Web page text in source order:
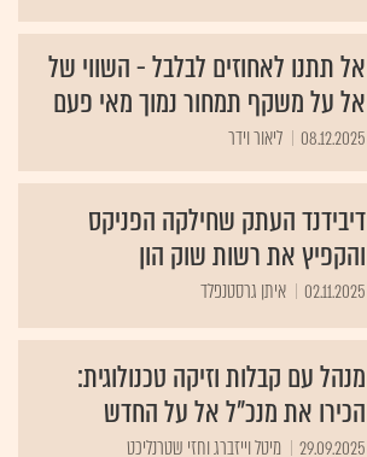
אל תתנו לאחוזים לבלבל - השווי של
אל על משקף תמחור נמוך מאי פעם
08.12.2025 ליאור וידר
דיבידנד העתק שחילקה הפניקס
והקפיץ את רשות שוק הון
02.11.2025 איתן גרסטנפלד
מנהל עם קבלות וזיקה טכנולוגית:
הכירו את מנכ"ל אל על החדש
29.09.2025 מיטל וייזברג וחזי שטרנליכט